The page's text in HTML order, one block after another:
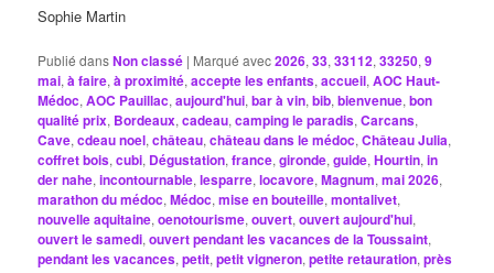
Sophie Martin
Publié dansNon classé | Marqué avec2026,33,33112,33250,9
mai,à faire,à proximité,accepte les enfants,accueil,AOC Haut-
Médoc,AOC Pauillac,aujourd'hui,bar à vin,bib,bienvenue,bon
qualité prix, Bordeaux,cadeau,camping le paradis,Carcans,
Cave,cdeau noel,château,château dans le médoc,Château Julia,
coffret bois,cubi, Dégustation,france,gironde,guide,Hourtin,in
der nahe,incontournable,lesparre,locavore,Magnum,mai 2026,
marathon du médoc,Médoc,mise en bouteille,montalivet,
nouvelle aquitaine,oenotourisme,ouvert,ouvert aujourd'hui,
ouvert le samedi,ouvert pendant les vacances de la Toussaint,
pendant les vacances,petit,petit vigneron,petite retauration,près